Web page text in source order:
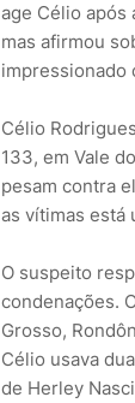
age Célio após
mas afirmou
impressionado
Célio
133, em Vale
pesam contra
as vítimas está
O suspeito
condenações.
Grosso,
Célio usava
de Herley